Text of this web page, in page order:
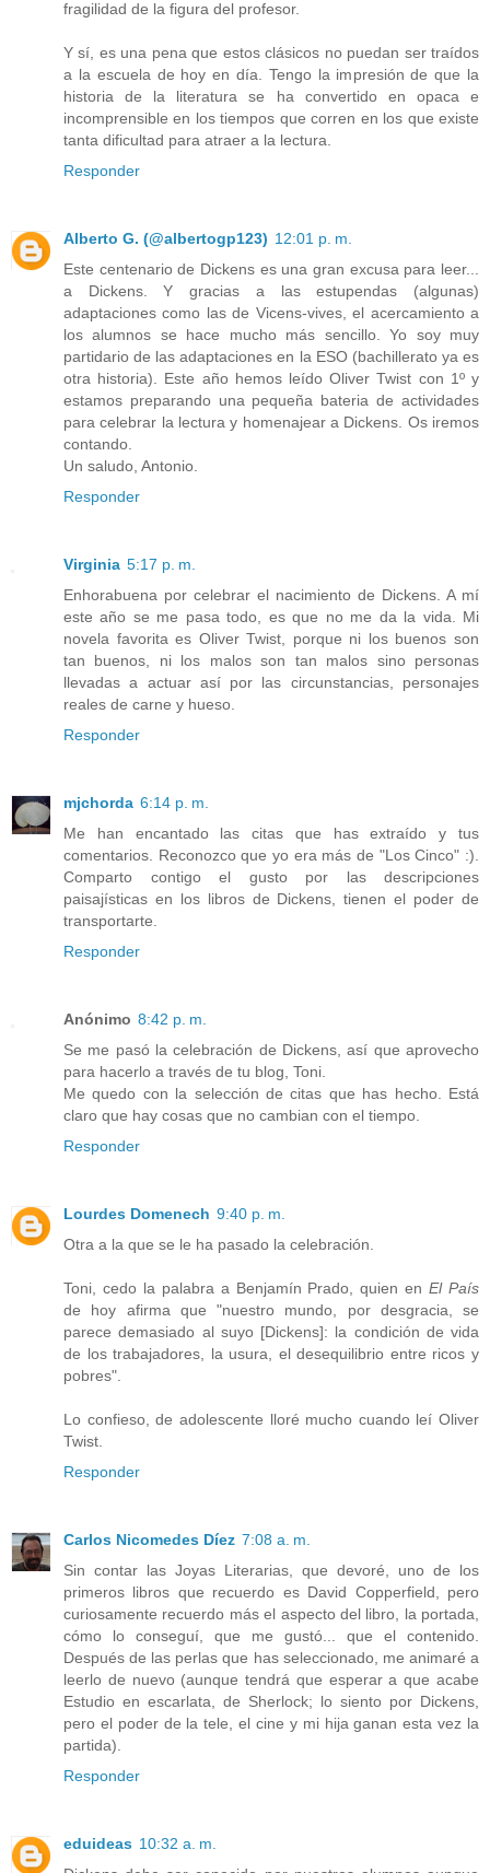
fragilidad de la figura del profesor.
Y sí, es una pena que estos clásicos no puedan ser traídos
a la escuela de hoy en día. Tengo la impresión de que la
historia de la literatura se ha convertido en opaca e
incomprensible en los tiempos que corren en los que existe
tanta dificultad para atraer a la lectura.
Responder
Alberto G. (@albertogp123) 12:01 p. m.
Este centenario de Dickens es una gran excusa para leer...
a Dickens. Y gracias a las estupendas (algunas)
adaptaciones como las de Vicens-vives, el acercamiento a
los alumnos se hace mucho más sencillo. Yo soy muy
partidario de las adaptaciones en la ESO (bachillerato ya es
otra historia). Este año hemos leído Oliver Twist con 1º y
estamos preparando una pequeña bateria de actividades
para celebrar la lectura y homenajear a Dickens. Os iremos
contando.
Un saludo, Antonio.
Responder
Virginia 5:17 p. m.
Enhorabuena por celebrar el nacimiento de Dickens. A mí
este año se me pasa todo, es que no me da la vida. Mi
novela favorita es Oliver Twist, porque ni los buenos son
tan buenos, ni los malos son tan malos sino personas
llevadas a actuar así por las circunstancias, personajes
reales de carne y hueso.
Responder
mjchorda 6:14 p. m.
Me han encantado las citas que has extraído y tus
comentarios. Reconozco que yo era más de "Los Cinco" :).
Comparto contigo el gusto por las descripciones
paisajísticas en los libros de Dickens, tienen el poder de
transportarte.
Responder
Anónimo 8:42 p. m.
Se me pasó la celebración de Dickens, así que aprovecho
para hacerlo a través de tu blog, Toni.
Me quedo con la selección de citas que has hecho. Está
claro que hay cosas que no cambian con el tiempo.
Responder
Lourdes Domenech 9:40 p. m.
Otra a la que se le ha pasado la celebración.
Toni, cedo la palabra a Benjamín Prado, quien enEl País
de hoy afirma que "nuestro mundo, por desgracia, se
parece demasiado al suyo [Dickens]: la condición de vida
de los trabajadores, la usura, el desequilibrio entre ricos y
pobres".
Lo confieso, de adolescente lloré mucho cuando leí Oliver
Twist.
Responder
Carlos Nicomedes Díez 7:08 a. m.
Sin contar las Joyas Literarias, que devoré, uno de los
primeros libros que recuerdo es David Copperfield, pero
curiosamente recuerdo más el aspecto del libro, la portada,
cómo lo conseguí, que me gustó... que el contenido.
Después de las perlas que has seleccionado, me animaré a
leerlo de nuevo (aunque tendrá que esperar a que acabe
Estudio en escarlata, de Sherlock; lo siento por Dickens,
pero el poder de la tele, el cine y mi hija ganan esta vez la
partida).
Responder
eduideas 10:32 a. m.